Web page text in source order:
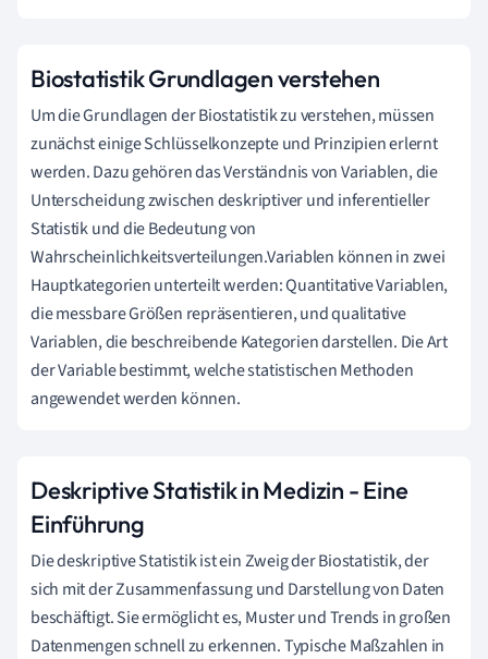
Biostatistik Grundlagen verstehen
Um die Grundlagen der Biostatistik zu verstehen, müssen
zunächst einige Schlüsselkonzepte und Prinzipien erlernt
werden. Dazu gehören das Verständnis von Variablen, die
Unterscheidung zwischen deskriptiver und inferentieller
Statistik und die Bedeutung von
Wahrscheinlichkeitsverteilungen.Variablen können in zwei
Hauptkategorien unterteilt werden: Quantitative Variablen,
die messbare Größen repräsentieren, und qualitative
Variablen, die beschreibende Kategorien darstellen. Die Art
der Variable bestimmt, welche statistischen Methoden
angewendet werden können.
Deskriptive Statistik in Medizin - Eine
Einführung
Die deskriptive Statistik ist ein Zweig der Biostatistik, der
sich mit der Zusammenfassung und Darstellung von Daten
beschäftigt. Sie ermöglicht es, Muster und Trends in großen
Datenmengen schnell zu erkennen. Typische Maßzahlen in